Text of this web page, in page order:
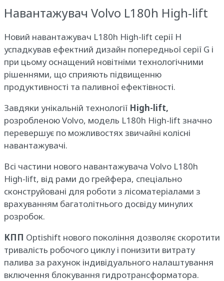
Навантажувач Volvo L180h High-lift
Новий навантажувач L180h High-lift серії H
успадкував ефектний дизайн попередньої серії G і
при цьому оснащений новітніми технологічними
рішеннями, що сприяють підвищенню
продуктивності та паливної ефектівності.
Завдяки унікальній технології High-lift,
розробленою Volvo, модель L180h High-lift значно
перевершує по можливостях звичайні колісні
навантажувачі.
Всі частини нового навантажувача Volvo L180h
High-lift, від рами до грейфера, спеціально
сконструйовані для роботи з лісоматеріалами з
врахуванням багатолітнього досвіду минулих
розробок.
КПП Optishift нового покоління дозволяє скоротити
тривалість робочого циклу і понизити витрату
палива за рахунок індивідуального налаштування
включення блокування гидротрансформатора.